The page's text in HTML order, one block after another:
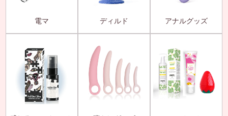
電マ ディルド アナルグッズ